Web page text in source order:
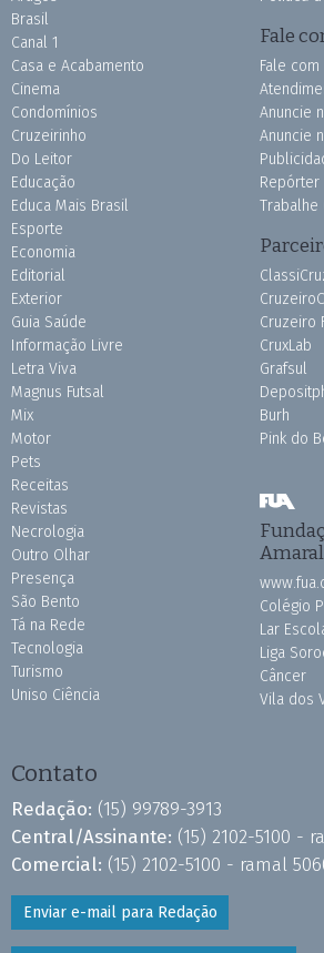
Brasil
Canal 1
Casa e Acabamento
Cinema
Condomínios
Cruzeirinho
Do Leitor
Educação
Educa Mais Brasil
Esporte
Economia
Editorial
Exterior
Guia Saúde
Informação Livre
Letra Viva
Magnus Futsal
Mix
Motor
Pets
Receitas
Revistas
Necrologia
Outro Olhar
Presença
São Bento
Tá na Rede
Tecnologia
Turismo
Uniso Ciência
Fale
Fale
Anuncie
Anuncie
Repórter
Trabalhe
Cruzeiro
CruxLab
Grafsul
Burh
Pink do
Amaral
Colégio
Lar
Liga
Câncer
Vila dos
Contato
Redação: (15) 99789-3913
Central/Assinante: (15) 2102-5100 -
Comercial: (15) 2102-5100 - ramal
Enviar e-mail para Redação